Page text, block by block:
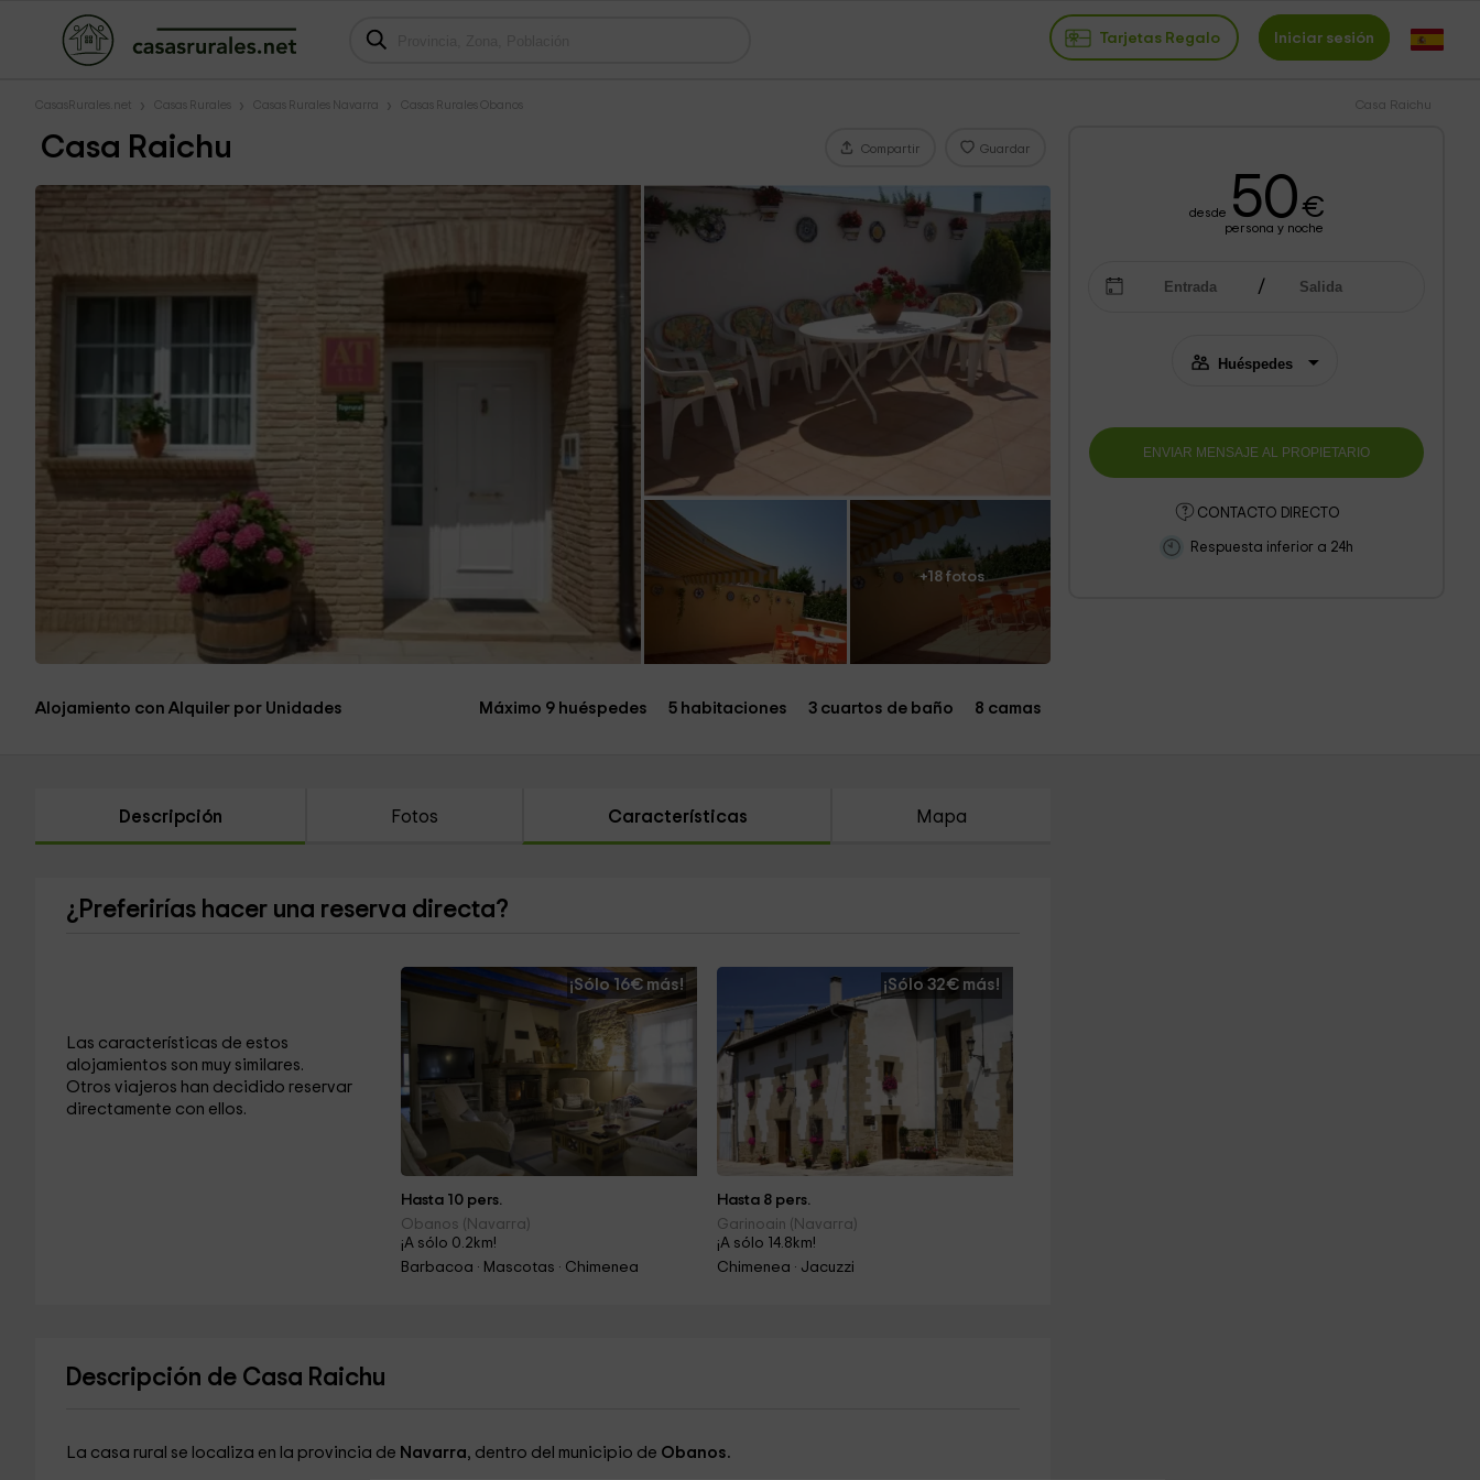
Tarjetas Regalo Iniciar sesión
CasasRurales.net Casas Rurales Casas Rurales Navarra Casas Rurales Obanos Casa Raichu
Casa Raichu Compartir Guardar
+18 fotos
desde 50€
persona y noche
CONTACTO DIRECTO
Respuesta inferior a 24h
Alojamiento con Alquiler por Unidades Máximo 9 huéspedes 5 habitaciones 3 cuartos de baño 8 camas
Descripción Fotos Características Mapa
¿Preferirías hacer una reserva directa?
Las características de estos
alojamientos son muy similares.
Otros viajeros han decidido reservar
directamente con ellos.
¡Sólo 16€ más!
Hasta 10 pers.
Obanos (Navarra)
¡A sólo 0.2km!
Barbacoa · Mascotas · Chimenea
¡Sólo 32€ más!
Hasta 8 pers.
Garinoain (Navarra)
¡A sólo 14.8km!
Chimenea · Jacuzzi
Descripción de Casa Raichu
La casa rural se localiza en la provincia de Navarra, dentro del municipio de O banos.